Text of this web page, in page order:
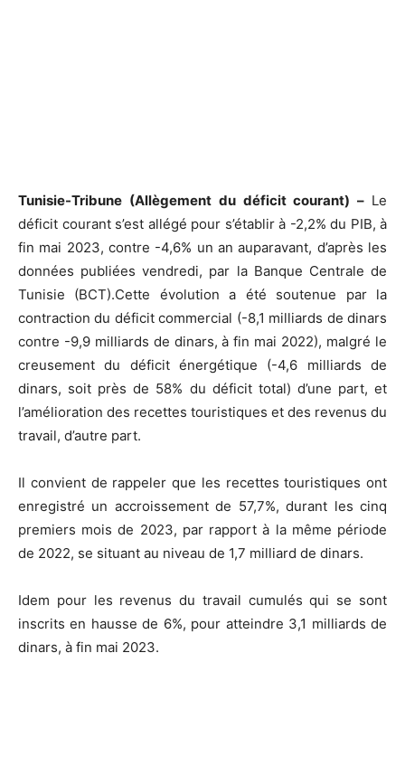
Tunisie-Tribune (Allègement du déficit courant) – Le
déficit courant s’est allégé pour s’établir à -2,2% du PIB, à
fin mai 2023, contre -4,6% un an auparavant, d’après les
données publiées vendredi, par la Banque Centrale de
Tunisie (BCT).Cette évolution a été soutenue par la
contraction du déficit commercial (-8,1 milliards de dinars
contre -9,9 milliards de dinars, à fin mai 2022), malgré le
creusement du déficit énergétique (-4,6 milliards de
dinars, soit près de 58% du déficit total) d’une part, et
l’amélioration des recettes touristiques et des revenus du
travail, d’autre part.
Il convient de rappeler que les recettes touristiques ont
enregistré un accroissement de 57,7%, durant les cinq
premiers mois de 2023, par rapport à la même période
de 2022, se situant au niveau de 1,7 milliard de dinars.
Idem pour les revenus du travail cumulés qui se sont
inscrits en hausse de 6%, pour atteindre 3,1 milliards de
dinars, à fin mai 2023.